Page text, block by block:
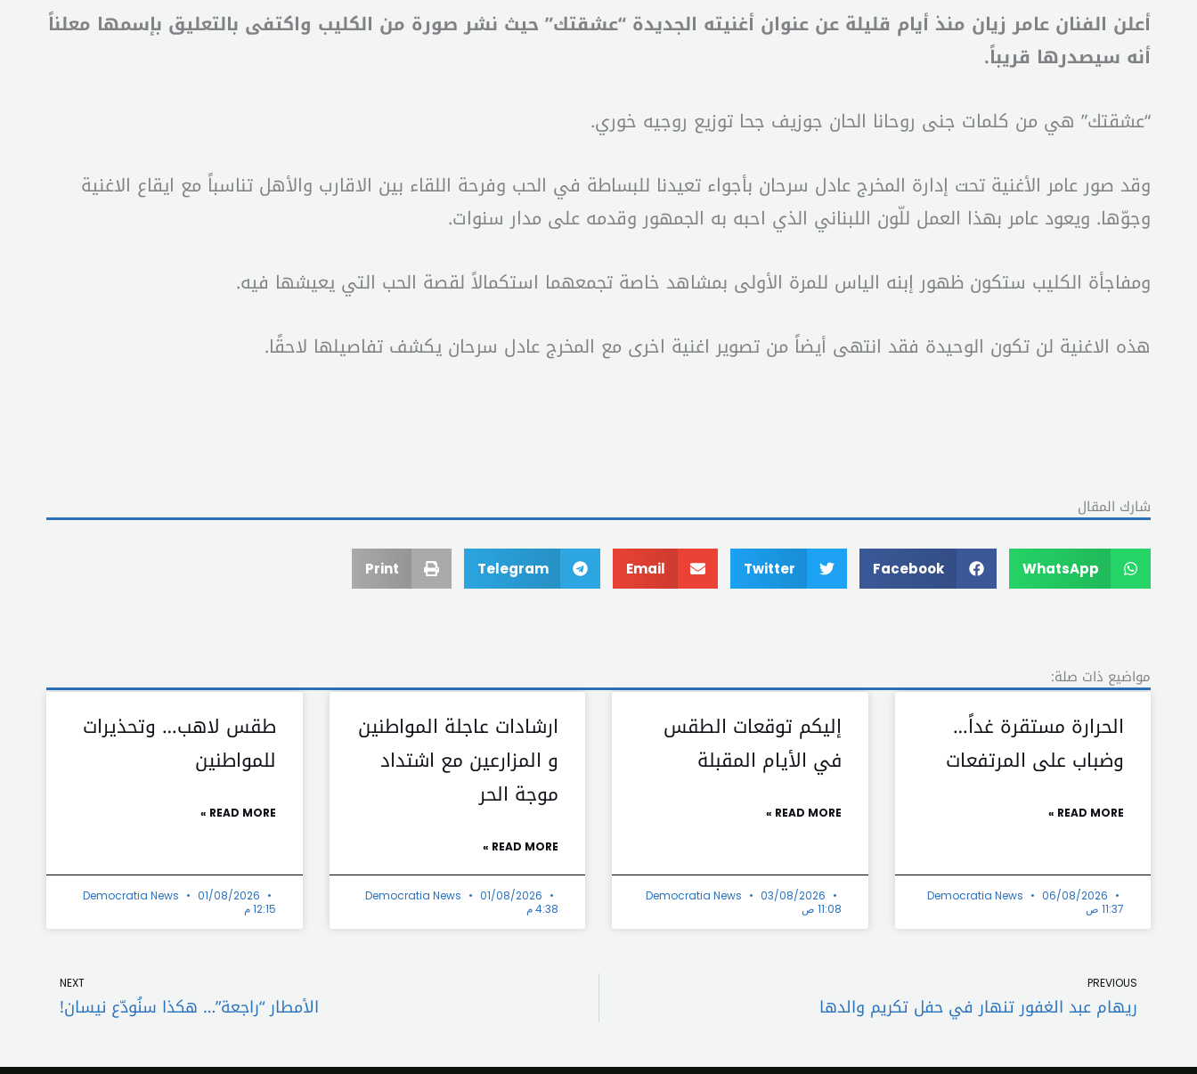
أعلن الفنان عامر زيان منذ أيام قليلة عن عنوان أغنيته الجديدة “عشقتك” حيث نشر صورة من الكليب واكتفى بالتعليق بإسمها معلناً
أنه سيصدرها قريباً.
“عشقتك” هي من كلمات جنى روحانا الحان جوزيف جحا توزيع روجيه خوري.
وقد صور عامر الأغنية تحت إدارة المخرج عادل سرحان بأجواء تعيدنا للبساطة في الحب وفرحة اللقاء بين الاقارب والأهل تناسباً مع ايقاع الاغنية
وجوّها. ويعود عامر بهذا العمل للّون اللبناني الذي احبه به الجمهور وقدمه على مدار سنوات.
ومفاجأة الكليب ستكون ظهور إبنه الياس للمرة الأولى بمشاهد خاصة تجمعهما استكمالاً لقصة الحب التي يعيشها فيه.
هذه الاغنية لن تكون الوحيدة فقد انتهى أيضاً من تصوير اغنية اخرى مع المخرج عادل سرحان يكشف تفاصيلها لاحقًا.
شارك المقال
WhatsApp
Facebook
Twitter
Email
Telegram
Print
مواضيع ذات صلة:
الحرارة مستقرة غداً…
وضباب على المرتفعات
READ MORE »
Democratia News
06/08/2026
11:37 ص
إليكم توقعات الطقس
في الأيام المقبلة
READ MORE »
Democratia News
03/08/2026
11:08 ص
ارشادات عاجلة المواطنين
و المزارعين مع اشتداد
موجة الحر
READ MORE »
Democratia News
01/08/2026
4:38 م
طقس لاهب… وتحذيرات
للمواطنين
READ MORE »
Democratia News
01/08/2026
12:15 م
PREVIOUS
ريهام عبد الغفور تنهار في حفل تكريم والدها
NEXT
الأمطار “راجعة”… هكذا سنُودّع نيسان!